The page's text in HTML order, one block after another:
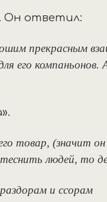
Он ответил:
прекрасным
его
товар, (значит
людей, то
и ссорам